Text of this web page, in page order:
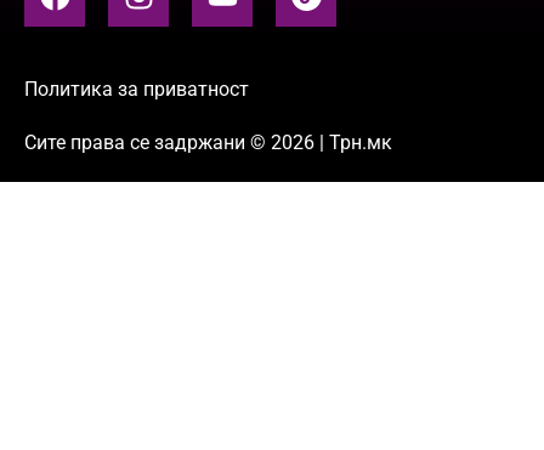
Политика за приватност
Сите права се задржани © 2026 | Трн.мк